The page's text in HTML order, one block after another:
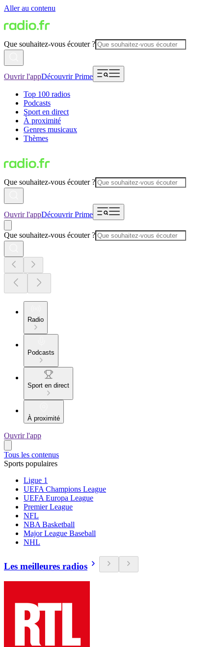
Aller au contenu
Que souhaitez-vous écouter ?
Ouvrir l'appDécouvrir Prime
Top 100 radios
Podcasts
Sport en direct
À proximité
Genres musicaux
Thèmes
Que souhaitez-vous écouter ?
Ouvrir l'appDécouvrir Prime
Que souhaitez-vous écouter ?
Radio
Podcasts
Sport en direct
À proximité
Ouvrir l'app
Tous les contenus
Sports populaires
Ligue 1
UEFA Champions League
UEFA Europa League
Premier League
NFL
NBA Basketball
Major League Baseball
NHL
Les meilleures radios